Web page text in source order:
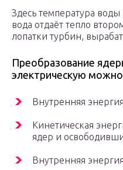
Здесь температура
вода отдаёт тепло
лопатки турбин,
Преобразование
электрическую
Внутренняя
Кинетическая
ядер и
Внутренняя